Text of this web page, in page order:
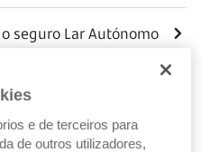
seguro Lar Autónomo
e de terceiros para
de outros utilizadores,